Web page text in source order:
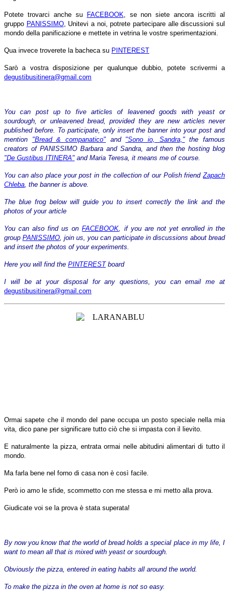
Potete trovarci anche su FACEBOOK , se non siete ancora iscritti al
gruppo PANISSIMO, Unitevi a noi, potrete partecipare alle discussioni sul
mondo della panificazione e mettete in vetrina le vostre sperimentazioni.
Qua invece troverete la bacheca su PINTEREST
Sarò a vostra disposizione per qualunque dubbio, potete scrivermi a
degustibusitinera@gmail.com
You can post up to five articles of leavened goods with yeast or
sourdough, or unleavened bread, provided they are new articles never
published before. To participate, only insert the banner into your post and
mention "Bread & companatico" and "Sono io, Sandra,"the famous
creators of PANISSIMO Barbara and Sandra, and then the hosting blog
"De Gustibus ITINERA" and Maria Teresa, it means me of course.
You can also place your post in the collection of our Polish friend Zapach
Chleba , the banner is above.
The blue frog below will guide you to insert correctly the link and the
photos of your article
You can also find us onFACEBOOK , if you are not yet enrolled in the
group PANISSIMO , join us, you can participate in discussions about bread
and insert the photos of your experiments.
Here you will find the PINTERESTboard
I will be at your disposal for any questions, you can email me at
degustibusitinera@gmail.com
Ormai sapete che il mondo del pane occupa un posto speciale nella mia
vita, dico pane per significare tutto ciò che si impasta con il lievito.
E naturalmente la pizza, entrata ormai nelle abitudini alimentari di tutto il
mondo.
Ma farla bene nel forno di casa non è così facile.
Però io amo le sfide, scommetto con me stessa e mi metto alla prova.
Giudicate voi se la prova è stata superata!
By now you know that the world of bread holds a special place in my life, I
want to mean all that is mixed with yeast or sourdough.
Obviously the pizza, entered in eating habits all around the world.
To make the pizza in the oven at home is not so easy.